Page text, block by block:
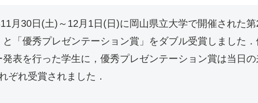
月30日(土)～12月1日(日)に岡山県立大学で開催された
「優秀プレゼンテーション賞」をダブル受賞しました
表を行った学生に，優秀プレゼンテーション賞は当日
ぞれ受賞されました．